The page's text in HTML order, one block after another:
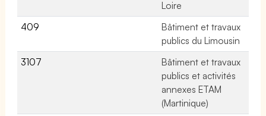
Loire
409
Bâtiment et travaux
publics du Limousin
3107
Bâtiment et travaux
publics et activités
annexes ETAM
(Martinique)